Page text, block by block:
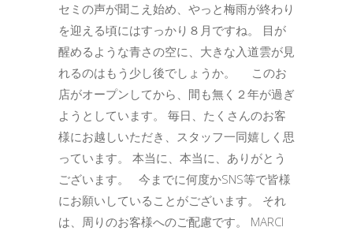
セミの声が聞こえ始め、やっと梅雨が終わり
を迎える頃にはすっかり８月ですね。 目が
醒めるような青さの空に、大きな入道雲が見
れるのはもう少し後でしょうか。 このお
店がオープンしてから、間も無く２年が過ぎ
ようとしています。 毎日、たくさんのお客
様にお越しいただき、スタッフ一同嬉しく思
っています。 本当に、本当に、ありがとう
ございます。 今までに何度かSNS等で皆様
にお願いしていることがございます。 それ
は、周りのお客様へのご配慮です。 MARCI